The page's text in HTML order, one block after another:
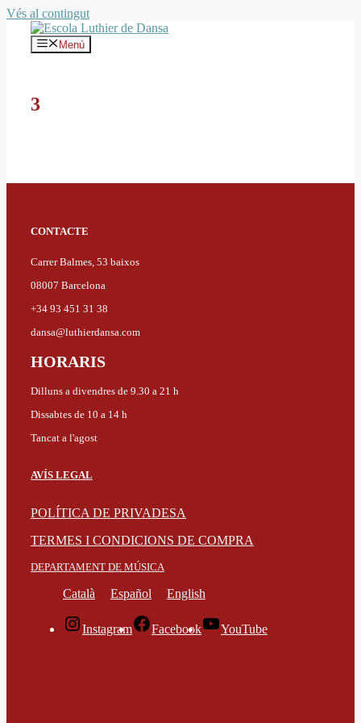
Vés al contingut
Menú
3
CONTACTE
Carrer Balmes, 53 baixos
08007 Barcelona
+34 93 451 31 38
dansa@luthierdansa.com
HORARIS
Dilluns a divendres de 9.30 a 21 h
Dissabtes de 10 a 14 h
Tancat a l'agost
AVÍS LEGAL
POLÍTICA DE PRIVADESA
TERMES I CONDICIONS DE COMPRA
DEPARTAMENT DE MÚSICA
Català Español English
Instagram Facebook YouTube